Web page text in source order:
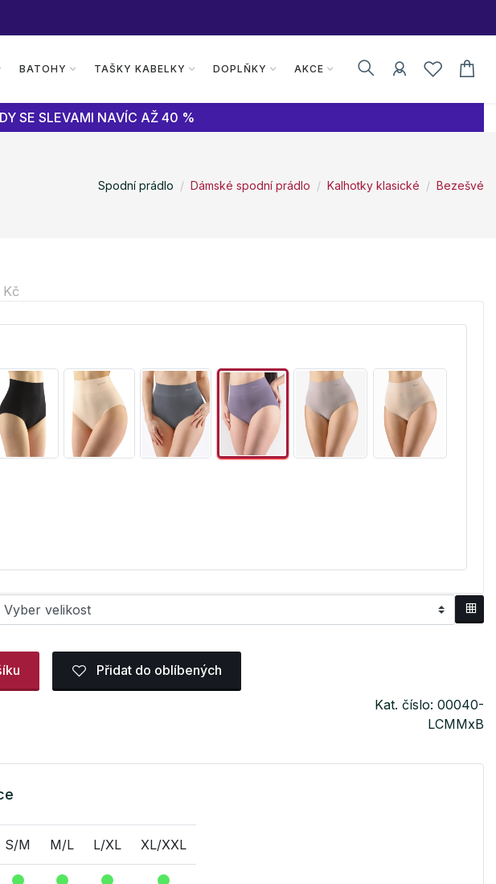
BATOHY TAŠKY KABELKY DOPLŇKY AKCE
SE SLEVAMI NAVÍC AŽ 40 %
Spodní prádlo Dámské spodní prádlo Kalhotky klasické Bezešvé
Přidat do oblíbených
Kat. číslo: 00040-
LCMMxB
S/M M/L L/XL XL/XXL